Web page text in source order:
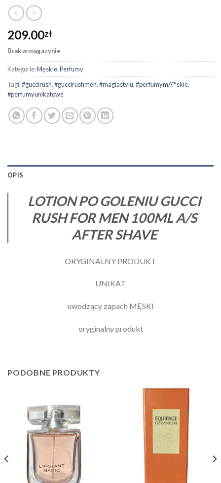
209.00zł
Brak w magazynie
Kategorie:Męskie,Perfumy
Tagi:#guccirush,#guccirushmen,#magiastylu,#perfumymÄ™skie,
#perfumyunikatowe
OPIS
LOTION PO GOLENIU GUCCI
RUSH FOR MEN 100ML A/S
AFTER SHAVE
ORYGINALNY PRODUKT
UNIKAT
uwodzący zapach MĘSKI
oryginalny produkt
PODOBNE PRODUKTY